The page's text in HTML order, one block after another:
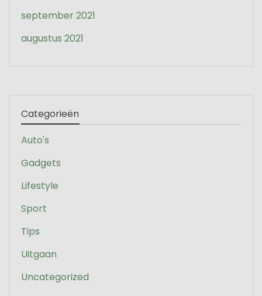
september 2021
augustus 2021
Categorieën
Auto's
Gadgets
Lifestyle
Sport
Tips
Uitgaan
Uncategorized